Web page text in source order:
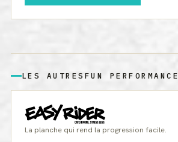
LES AUTRES FUN PERFORMANCE
La planche qui rend la progression facile.